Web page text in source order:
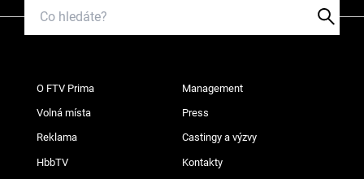
O FTV Prima Management
Volná místa Press
Reklama Castingy a výzvy
HbbTV Kontakty